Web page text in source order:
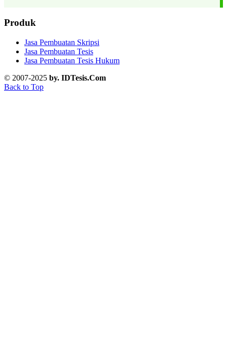
Produk
Jasa Pembuatan Skripsi
Jasa Pembuatan Tesis
Jasa Pembuatan Tesis Hukum
© 2007-2025 by. IDTesis.Com
Back to Top